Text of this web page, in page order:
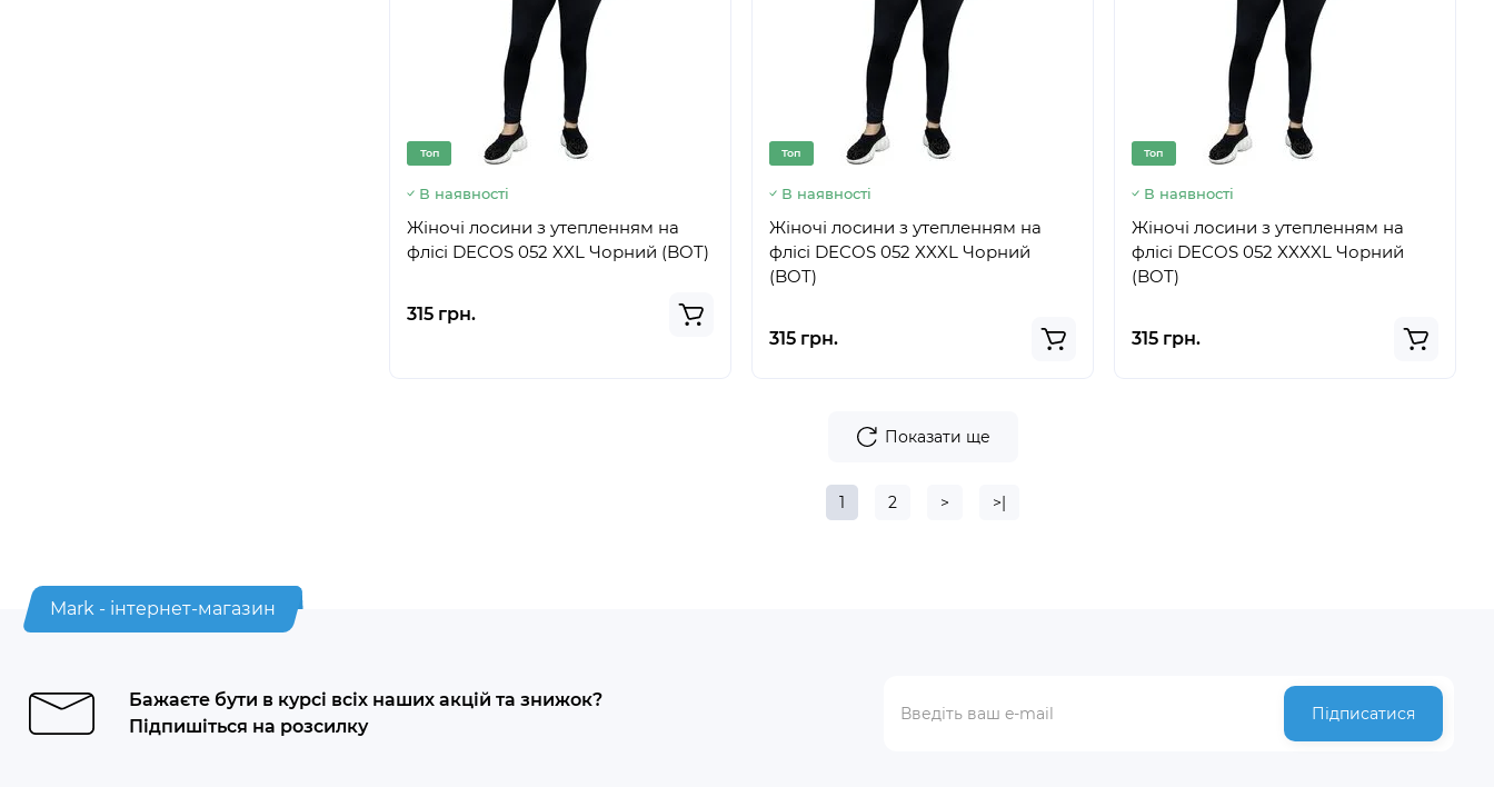
Топ
В наявності
Жіночі лосини з утепленням на
флісі DECOS 052 XXL Чорний (BOT)
315 грн.
Топ
В наявності
Жіночі лосини з утепленням на
флісі DECOS 052 XXXL Чорний
(BOT)
315 грн.
Топ
В наявності
Жіночі лосини з утепленням на
флісі DECOS 052 XXXXL Чорний
(BOT)
315 грн.
Показати ще
1 2 > >|
Mark - інтернет-магазин
Бажаєте бути в курсі всіх наших акцій та знижок?
Підпишіться на розсилку
Підписатися